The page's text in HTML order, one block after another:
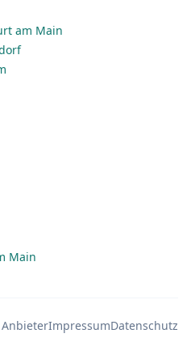
am Main
Main
AnbieterImpressumDatenschutz